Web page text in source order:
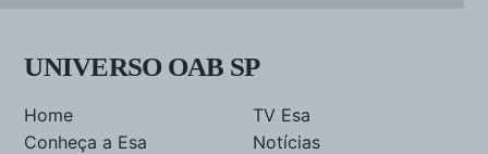
UNIVERSO OAB SP
Home
Conheça a Esa
TV Esa
Notícias